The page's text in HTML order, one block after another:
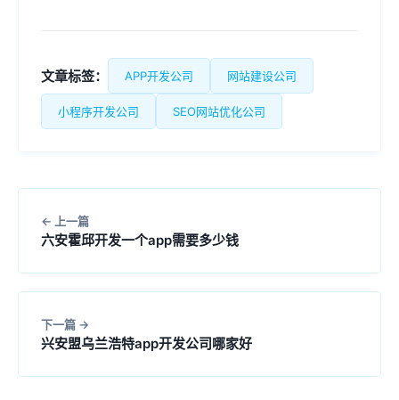
文章标签： APP开发公司 网站建设公司
小程序开发公司 SEO网站优化公司
上一篇
六安霍邱开发一个app需要多少钱
下一篇
兴安盟乌兰浩特app开发公司哪家好